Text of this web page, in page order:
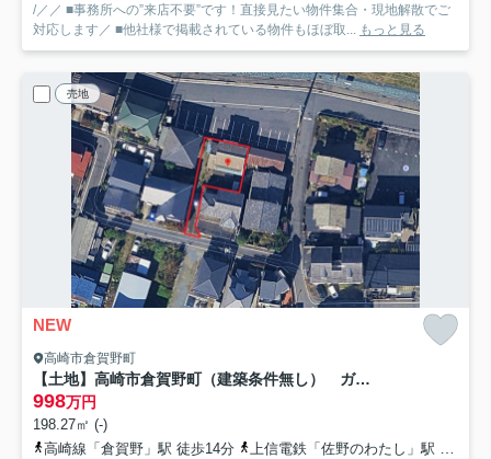
/／／ ■事務所への”来店不要”です！直接見たい物件集合・現地解散でご
対応します／ ■他社様で掲載されている物件もほぼ取... もっと見る
売地
NEW
高崎市倉賀野町
【土地】高崎市倉賀野町（建築条件無し） ガトーフェスタハラダ至近、約59坪、解体更地渡し！
998万円
198.27㎡ (-)
高崎線「倉賀野」駅 徒歩14分
上信電鉄「佐野のわたし」駅 徒歩30分